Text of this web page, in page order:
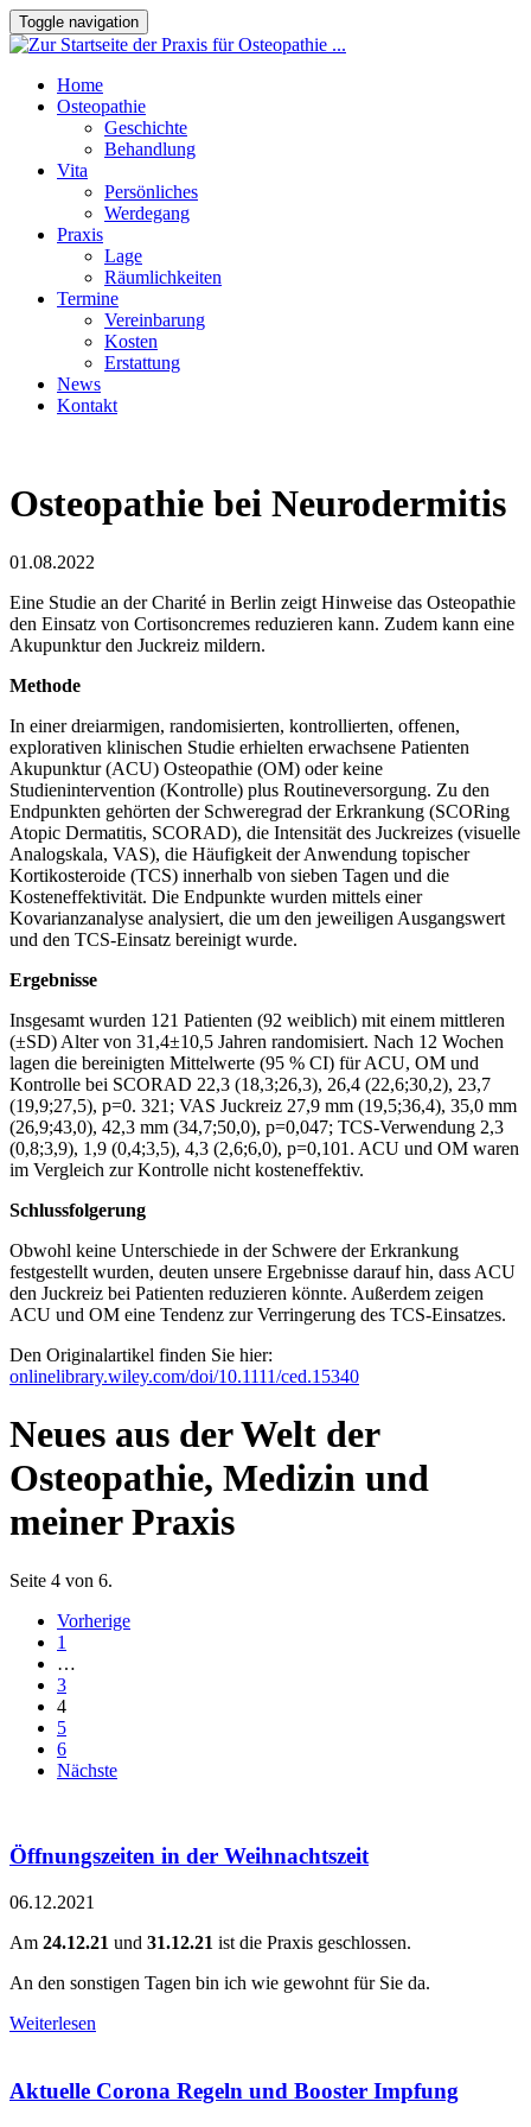
Toggle navigation
Home
Osteopathie
Geschichte
Behandlung
Vita
Persönliches
Werdegang
Praxis
Lage
Räumlichkeiten
Termine
Vereinbarung
Kosten
Erstattung
News
Kontakt
Osteopathie bei Neurodermitis
01.08.2022
Eine Studie an der Charité in Berlin zeigt Hinweise das Osteopathie
den Einsatz von Cortisoncremes reduzieren kann. Zudem kann eine
Akupunktur den Juckreiz mildern.
Methode
In einer dreiarmigen, randomisierten, kontrollierten, offenen,
explorativen klinischen Studie erhielten erwachsene Patienten
Akupunktur (ACU) Osteopathie (OM) oder keine
Studienintervention (Kontrolle) plus Routineversorgung. Zu den
Endpunkten gehörten der Schweregrad der Erkrankung (SCORing
Atopic Dermatitis, SCORAD), die Intensität des Juckreizes (visuelle
Analogskala, VAS), die Häufigkeit der Anwendung topischer
Kortikosteroide (TCS) innerhalb von sieben Tagen und die
Kosteneffektivität. Die Endpunkte wurden mittels einer
Kovarianzanalyse analysiert, die um den jeweiligen Ausgangswert
und den TCS-Einsatz bereinigt wurde.
Ergebnisse
Insgesamt wurden 121 Patienten (92 weiblich) mit einem mittleren
(±SD) Alter von 31,4±10,5 Jahren randomisiert. Nach 12 Wochen
lagen die bereinigten Mittelwerte (95 % CI) für ACU, OM und
Kontrolle bei SCORAD 22,3 (18,3;26,3), 26,4 (22,6;30,2), 23,7
(19,9;27,5), p=0. 321; VAS Juckreiz 27,9 mm (19,5;36,4), 35,0 mm
(26,9;43,0), 42,3 mm (34,7;50,0), p=0,047; TCS-Verwendung 2,3
(0,8;3,9), 1,9 (0,4;3,5), 4,3 (2,6;6,0), p=0,101. ACU und OM waren
im Vergleich zur Kontrolle nicht kosteneffektiv.
Schlussfolgerung
Obwohl keine Unterschiede in der Schwere der Erkrankung
festgestellt wurden, deuten unsere Ergebnisse darauf hin, dass ACU
den Juckreiz bei Patienten reduzieren könnte. Außerdem zeigen
ACU und OM eine Tendenz zur Verringerung des TCS-Einsatzes.
Den Originalartikel finden Sie hier:
onlinelibrary.wiley.com/doi/10.1111/ced.15340
Neues aus der Welt der
Osteopathie, Medizin und
meiner Praxis
Seite 4 von 6.
Vorherige
1
…
3
4
5
6
Nächste
Öffnungszeiten in der Weihnachtszeit
06.12.2021
Am 24.12.21 und 31.12.21 ist die Praxis geschlossen.
An den sonstigen Tagen bin ich wie gewohnt für Sie da.
Weiterlesen
Aktuelle Corona Regeln und Booster Impfung